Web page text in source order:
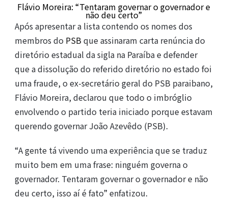
Flávio Moreira: “Tentaram governar o governador e
não deu certo”
Após apresentar a lista contendo os nomes dos
membros do PSBque assinaram carta renúncia do
diretório estadual da sigla na Paraíba e defender
que a dissolução do referido diretório no estado foi
uma fraude, o ex-secretário geral do PSB paraibano,
Flávio Moreira, declarou que todo o imbróglio
envolvendo o partido teria iniciado porque estavam
querendo governar João Azevêdo (PSB).
“A gente tá vivendo uma experiência que se traduz
muito bem em uma frase: ninguém governa o
governador. Tentaram governar o governador e não
deu certo, isso aí é fato” enfatizou.